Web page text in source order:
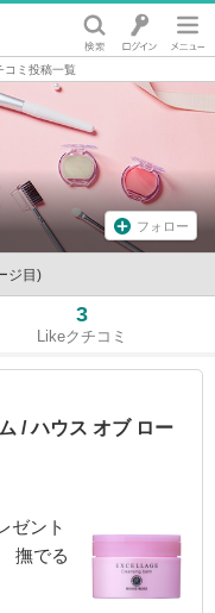
コミ投稿一覧
フォロー
ジ目)
3
Likeクチコミ
/ ハウス オブ ロー
ゼント
撫でる